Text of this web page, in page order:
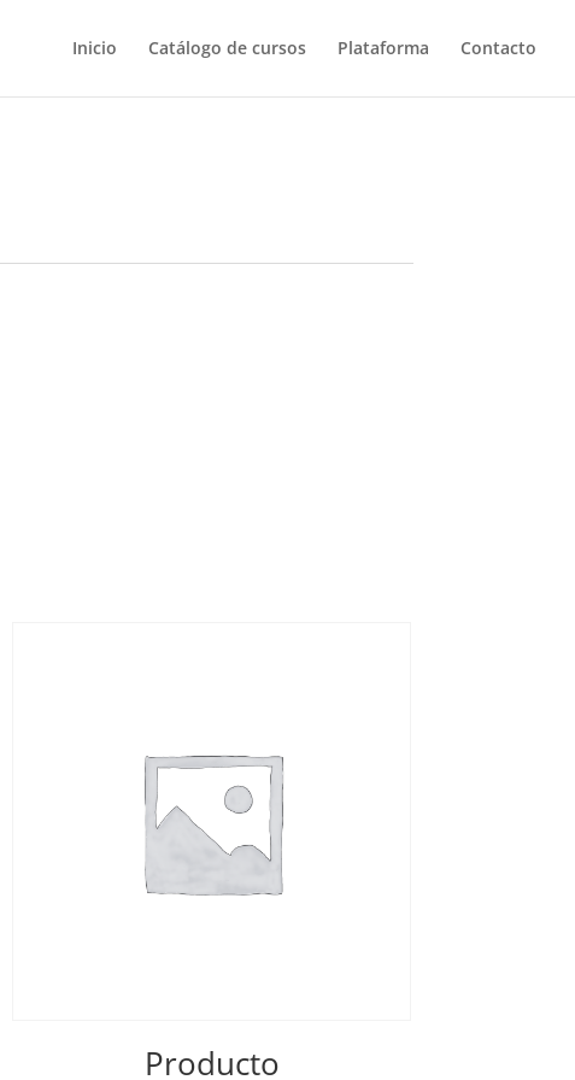
Inicio Catálogo de cursos Plataforma Contacto
Producto